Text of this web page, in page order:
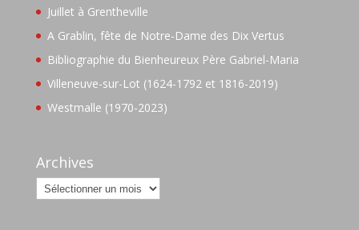
Juillet à Grentheville
A Grablin, fête de Notre-Dame des Dix Vertus
Bibliographie du Bienheureux Père Gabriel-Maria
Villeneuve-sur-Lot (1624-1792 et 1816-2019)
Westmalle (1970-2023)
Archives
Archives